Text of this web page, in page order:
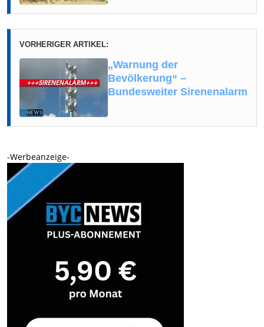
VORHERIGER ARTIKEL:
„Warnung der
Bevölkerung“ –
Bundesweiter Sirenenalarm
-Werbeanzeige-